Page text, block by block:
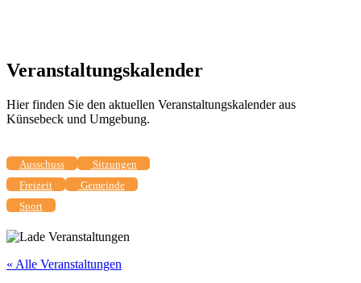
Veranstaltungskalender
Hier finden Sie den aktuellen Veranstaltungskalender aus
Künsebeck und Umgebung.
Ausschuss
Sitzungen
Freizeit
Gemeinde
Sport
« Alle Veranstaltungen